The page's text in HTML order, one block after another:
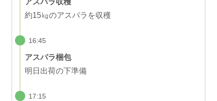
アスパラ収穫
約15㎏のアスパラを収穫
16:45
アスパラ梱包
明日出荷の下準備
17:15